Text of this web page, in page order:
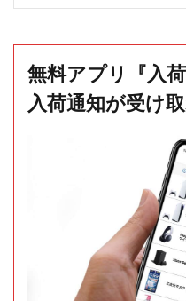
無料アプリ『入
入荷通知が受け